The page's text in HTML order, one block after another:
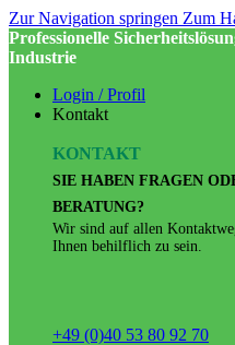
Zur Navigation springen Zum
Professionelle
Industrie
Login / Profil
Kontakt
KONTAKT
SIE HABEN FRAGEN
BERATUNG?
Wir sind auf allen
Ihnen behilflich zu sein.
+49 (0)40 53 80 92 70